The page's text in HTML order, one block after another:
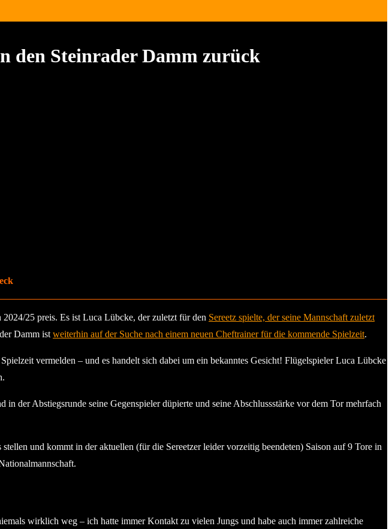
den Steinrader Damm zurück
25 preis. Es ist Luca Lübcke, der zuletzt für den Sereetz spielte, der seine Mannschaft zuletzt
Damm ist weiterhin auf der Suche nach einem neuen Cheftrainer für die kommende Spielzeit.
vermelden – und es handelt sich dabei um ein bekanntes Gesicht! Flügelspieler Luca Lübcke
der Abstiegsrunde seine Gegenspieler düpierte und seine Abschlussstärke vor dem Tor mehrfach
und kommt in der aktuellen (für die Sereetzer leider vorzeitig beendeten) Saison auf 9 Tore in
wirklich weg – ich hatte immer Kontakt zu vielen Jungs und habe auch immer zahlreiche